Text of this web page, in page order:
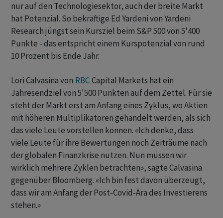
nur auf den Technologiesektor, auch der breite Markt
hat Potenzial. So bekräftige Ed Yardeni von Yardeni
Research jüngst sein Kursziel beim S&P 500 von 5'400
Punkte - das entspricht einem Kurspotenzial von rund
10 Prozent bis Ende Jahr.
Lori Calvasina von RBCCapital Markets hat ein
Jahresendziel von 5'500 Punkten auf dem Zettel. Für sie
steht der Markt erst am Anfang eines Zyklus, wo Aktien
mit höheren Multiplikatoren gehandelt werden, als sich
das viele Leute vorstellen können. «Ich denke, dass
viele Leute für ihre Bewertungen noch Zeiträume nach
der globalen Finanzkrise nutzen. Nun müssen wir
wirklich mehrere Zyklen betrachten», sagte Calvasina
gegenüber Bloomberg. «Ich bin fest davon überzeugt,
dass wir am Anfang der Post-Covid-Ära des Investierens
stehen.»